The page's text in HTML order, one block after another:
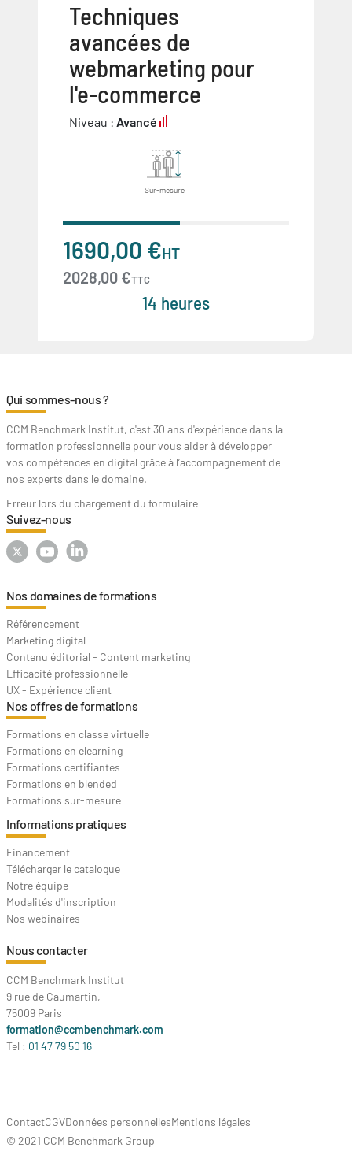
Techniques
avancées de
webmarketing pour
l'e-commerce
Niveau : Avancé
Sur-mesure
1690,00 €HT
2028,00 €TTC
14 heures
Qui sommes-nous ?
CCM Benchmark Institut, c'est 30 ans d'expérience dans la
formation professionnelle pour vous aider à développer
vos compétences en digital grâce à l’accompagnement de
nos experts dans le domaine.
Erreur lors du chargement du formulaire
Suivez-nous
Nos domaines de formations
Référencement
Marketing digital
Contenu éditorial - Content marketing
Efficacité professionnelle
UX - Expérience client
Nos offres de formations
Formations en classe virtuelle
Formations en elearning
Formations certifiantes
Formations en blended
Formations sur-mesure
Informations pratiques
Financement
Télécharger le catalogue
Notre équipe
Modalités d'inscription
Nos webinaires
Nous contacter
CCM Benchmark Institut
9 rue de Caumartin,
75009 Paris
formation@ccmbenchmark.com
Tel : 01 47 79 50 16
ContactCGVDonnées personnellesMentions légales
© 2021 CCM Benchmark Group